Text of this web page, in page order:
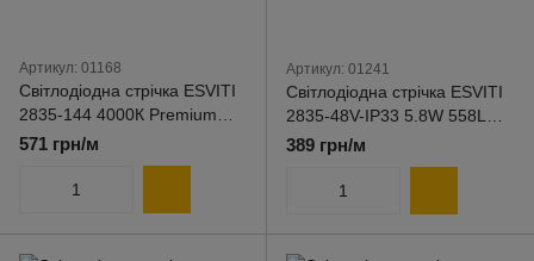
Артикул: 01168
Світлодіодна стрічка ESVITI
2835-144 4000К Premium
Lux 01168
571 грн/м
Артикул: 01241
Світлодіодна стрічка ESVITI
2835-48V-IP33 5.8W 558Lm
3000K 01241
389 грн/м